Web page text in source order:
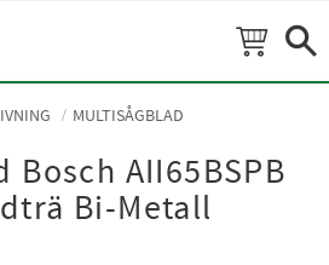
MULTISÅGBLAD
AII65BSPB
Bi-Metall